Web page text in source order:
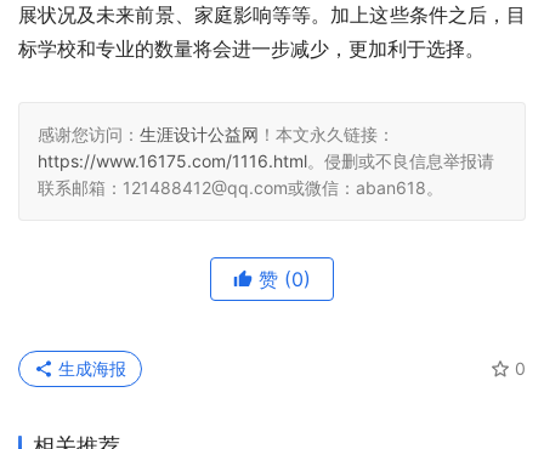
展状况及未来前景、家庭影响等等。加上这些条件之后，目
标学校和专业的数量将会进一步减少，更加利于选择。
感谢您访问： 生涯设计公益网 ！本文永久链接：
https://www.16175.com/1116.html。侵删或不良信息举报请
联系邮箱：121488412@qq.com或微信：aban618。
赞 (0)
0
生成海报